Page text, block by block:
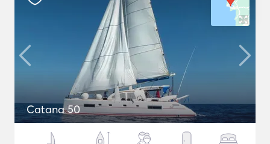
Catana 50